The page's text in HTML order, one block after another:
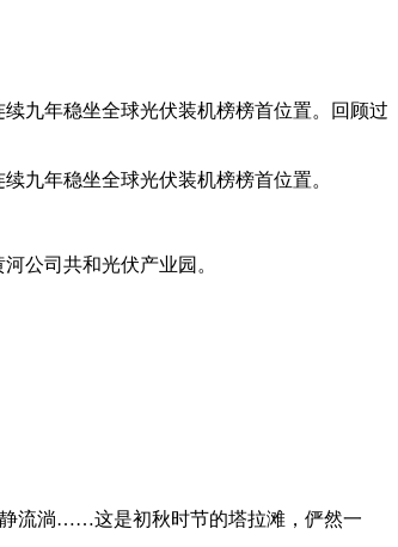
九年稳坐全球光伏装机榜榜首位置。回顾过
九年稳坐全球光伏装机榜榜首位置。
公司共和光伏产业园。
静流淌……这是初秋时节的塔拉滩，俨然一